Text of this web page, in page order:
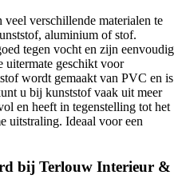
verschillende materialen te
aluminium of stof.
tegen vocht en zijn eenvoudig
uitermate geschikt voor
wordt gemaakt van PVC en is
u bij kunststof vaak uit meer
en heeft in tegenstelling tot het
uitstraling. Ideaal voor een
bij Terlouw Interieur &